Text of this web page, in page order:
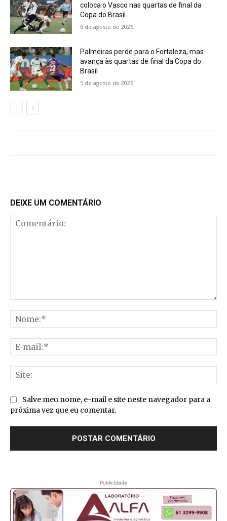
coloca o Vasco nas quartas de final da
Copa do Brasil
6 de agosto de 2026
Palmeiras perde para o Fortaleza, mas
avança às quartas de final da Copa do
Brasil
5 de agosto de 2026
DEIXE UM COMENTÁRIO
Salve meu nome, e-mail e site neste navegador para a
próxima vez que eu comentar.
Publicidade